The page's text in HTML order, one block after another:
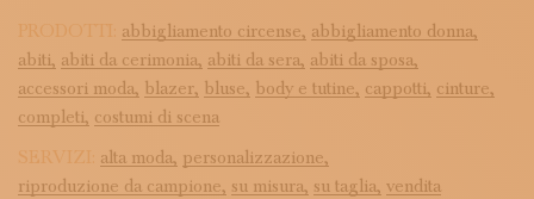
PRODOTTI: abbigliamento circense, abbigliamento donna,
abiti, abiti da cerimonia, abiti da sera, abiti da sposa,
accessori moda, blazer, bluse, body e tutine, cappotti, cinture,
completi, costumi di scena
SERVIZI: alta moda, personalizzazione,
riproduzione da campione, su misura, su taglia, vendita